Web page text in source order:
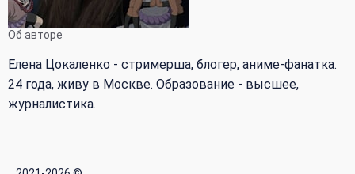
Об авторе
Елена Цокаленко - стримерша, блогер, аниме-фанатка.
24 года, живу в Москве. Образование - высшее,
журналистика.